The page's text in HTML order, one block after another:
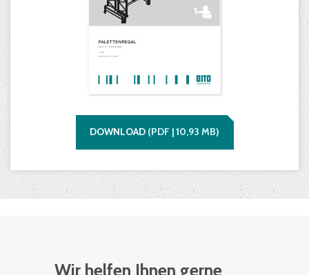
DOWNLOAD (PDF |10,93 MB)
Wir helfen Ihnen gerne